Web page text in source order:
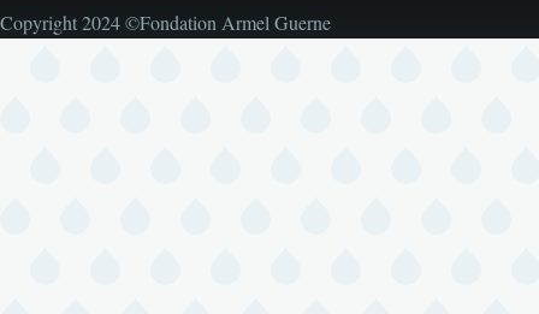
Copyright 2024 ©Fondation Armel Guerne